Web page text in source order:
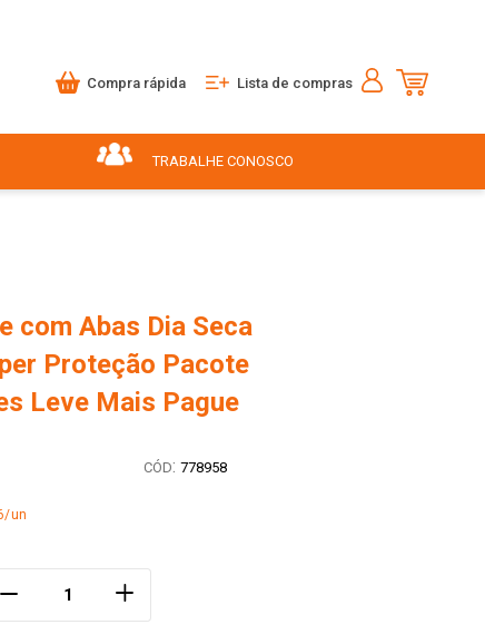
Compra rápida Lista de compras
TRABALHE CONOSCO
com Abas Dia Seca
Proteção Pacote
Leve Mais Pague
: 778958
un
＋